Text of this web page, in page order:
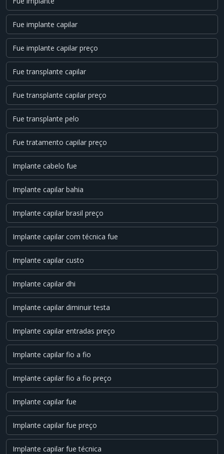
Fue implante capilar
Fue implante capilar preço
Fue transplante capilar
Fue transplante capilar preço
Fue transplante pelo
Fue tratamento capilar preço
Implante cabelo fue
Implante capilar bahia
Implante capilar brasil preço
Implante capilar com técnica fue
Implante capilar custo
Implante capilar dhi
Implante capilar diminuir testa
Implante capilar entradas preço
Implante capilar fio a fio
Implante capilar fio a fio preço
Implante capilar fue
Implante capilar fue preço
Implante capilar fue técnica